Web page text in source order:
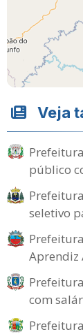
Veja
público
seletivo
com